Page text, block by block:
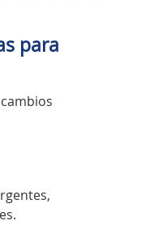
para